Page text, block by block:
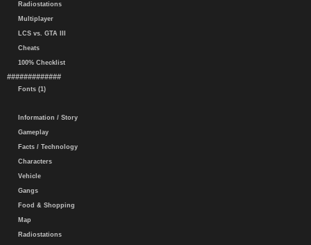
Radiostations
Multiplayer
LCS vs. GTA III
Cheats
100% Checklist
#############
Fonts (1)
Information / Story
Gameplay
Facts / Technology
Characters
Vehicle
Gangs
Food & Shopping
Map
Radiostations